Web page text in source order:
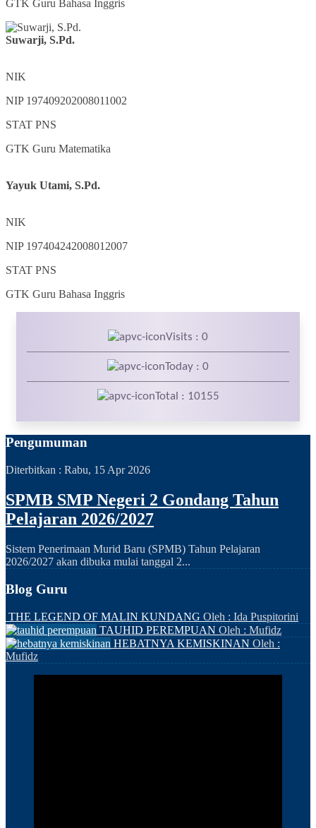
GTK Guru Bahasa Inggris
Suwarji, S.Pd.
NIK
NIP 197409202008011002
STAT PNS
GTK Guru Matematika
Yayuk Utami, S.Pd.
NIK
NIP 197404242008012007
STAT PNS
GTK Guru Bahasa Inggris
Visits : 0
Today : 0
Total : 10155
Pengumuman
Diterbitkan : Rabu, 15 Apr 2026
SPMB SMP Negeri 2 Gondang Tahun
Pelajaran 2026/2027
Sistem Penerimaan Murid Baru (SPMB) Tahun Pelajaran
2026/2027 akan dibuka mulai tanggal 2...
Blog Guru
THE LEGEND OF MALIN KUNDANG Oleh : Ida Puspitorini
TAUHID PEREMPUAN Oleh : Mufidz
HEBATNYA KEMISKINAN Oleh :
Mufidz